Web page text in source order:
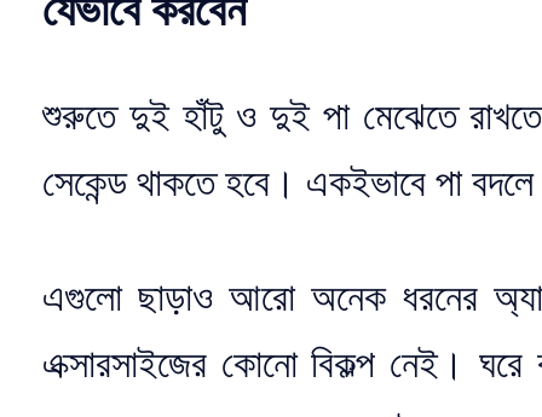
যেভাবে করবেন
শুরুতে দুই হাঁটু ও দুই পা মেঝেতে
সেকেন্ড থাকতে হবে। একইভাবে পা
এগুলো ছাড়াও আরো অনেক ধরনের
এক্সারসাইজের কোনো বিকল্প নেই।